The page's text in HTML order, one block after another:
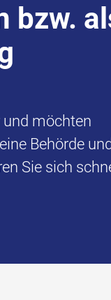
bzw.
und möchten
Behörde und
Sie sich